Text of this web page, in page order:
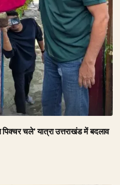
चले' यात्रा उत्तराखंड में बदलाव